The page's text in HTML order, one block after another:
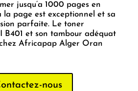
jusqu’a 1000 pages en
la page est exceptionnel et sa
parfaite. Le toner
et son tambour adéquat
Africapap Alger Oran
nous